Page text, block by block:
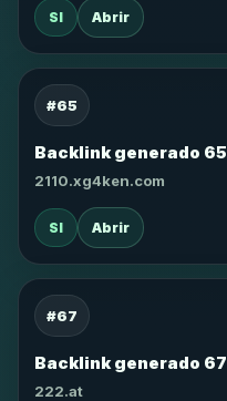
SI Abrir
#65
Backlink generado 65
2110.xg4ken.com
SI Abrir
#67
Backlink generado 67
222.at